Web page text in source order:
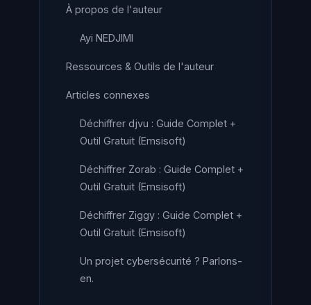
À propos de l'auteur
Ayi NEDJIMI
Ressources & Outils de l'auteur
Articles connexes
Déchiffrer djvu : Guide Complet +
Outil Gratuit (Emsisoft)
Déchiffrer Zorab : Guide Complet +
Outil Gratuit (Emsisoft)
Déchiffrer Ziggy : Guide Complet +
Outil Gratuit (Emsisoft)
Un projet cybersécurité ? Parlons-
en.